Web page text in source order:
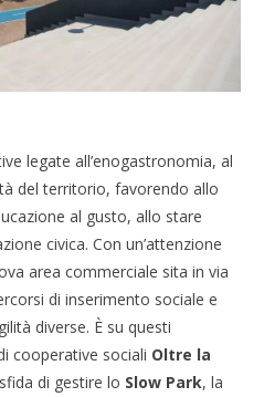
legate all’enogastronomia, al
del territorio, favorendo allo
al gusto, allo stare
civica. Con un’attenzione
area commerciale sita in via
di inserimento sociale e
diverse. È su questi
cooperative sociali Oltre la
di gestire lo Slow Park, la